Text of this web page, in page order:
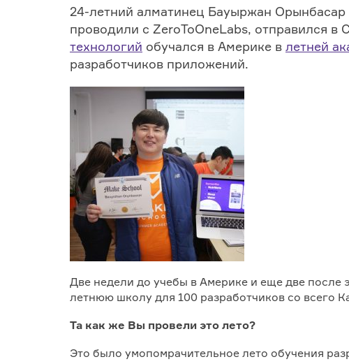
24-летний алматинец Бауыржан Орынбасар
проводили с ZeroToOneLabs, отправился
технологий обучался в Америке в летней
разработчиков приложений.
Две недели до учебы в Америке и еще две после
летнюю школу для 100 разработчиков со всего
Та как же Вы провели это лето?
Это было умопомрачительное лето обучения